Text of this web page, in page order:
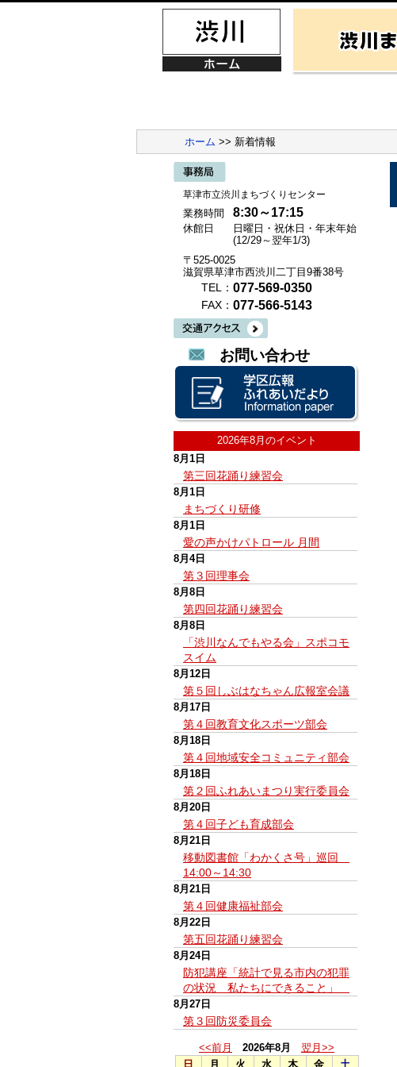
ホーム >> 新着情報
草津市立渋川まちづくりセンター
業務時間 8:30～17:15
休館日
日曜日・祝休日・年末年始
(12/29～翌年1/3)
〒525-0025
滋賀県草津市西渋川二丁目9番38号
TEL： 077-569-0350
FAX： 077-566-5143
お問い合わせ
2026年8月のイベント
8月1日
第三回花踊り練習会
8月1日
まちづくり研修
8月1日
愛の声かけパトロール 月間
8月4日
第３回理事会
8月8日
第四回花踊り練習会
8月8日
「渋川なんでもやる会」スポコモ
スイム
8月12日
第５回しぶはなちゃん広報室会議
8月17日
第４回教育文化スポーツ部会
8月18日
第４回地域安全コミュニティ部会
8月18日
第２回ふれあいまつり実行委員会
8月20日
第４回子ども育成部会
8月21日
移動図書館「わかくさ号」巡回
14:00～14:30
8月21日
第４回健康福祉部会
8月22日
第五回花踊り練習会
8月24日
防犯講座「統計で見る市内の犯罪
の状況 私たちにできること」
8月27日
第３回防災委員会
<<前月 2026年8月
翌月>>
日
月 火 水 木 金 土